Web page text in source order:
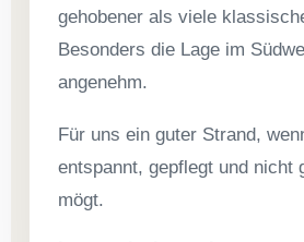
gehobener als viele
Besonders die Lage im
angenehm.
Für uns ein guter Strand,
entspannt, gepflegt und nicht
mögt.